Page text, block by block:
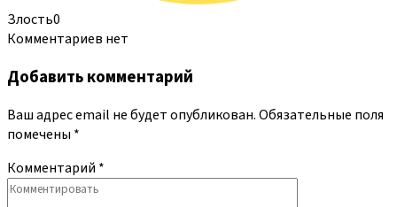
Злость0
Комментариев нет
Добавить комментарий
Ваш адрес email не будет опубликован.Обязательные поля
помечены *
Комментарий *